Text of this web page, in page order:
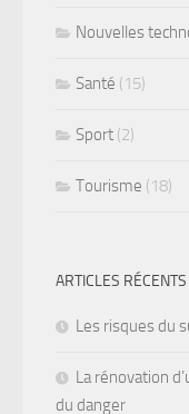
Nouvelles
Santé (15)
Sport (2)
Tourisme (18)
ARTICLES RÉCENTS
Les risques du
La rénovation
du danger